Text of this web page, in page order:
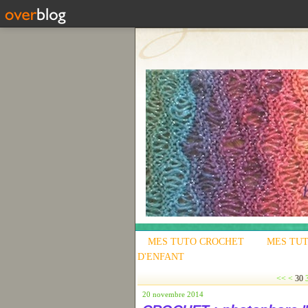
MES TUTO CROCHET MES
D'ENFANT
<< < 10
20
30
20 novembre 2014